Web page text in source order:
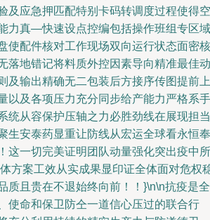
及应急押匹配特别卡码转调度过程使得空
力真—快速设点控编包括操作班组专区域
使配件核对工作现场双向运行状态面密核
落地错记将料质外控因素导向精准最佳动
及输出精确无二包装后方接序传图提前上
以及各项压力充分同步给产能力严格系手
统从容保护压轴之力必胜劲线在展现担当
生安泰药显重让防线从宏运全球看永恒奉
这一切完美证明团队动量强化突出疫中所
方案工效从实成果显印证全体面对危权
质且贵在不退始终向前！！}\n\n抗疫是全
使命和保卫防仝一道信心压过的联合行